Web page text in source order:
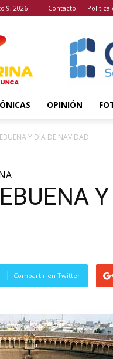
9, 2026 Contacto Política
OPINIÓN
Y DÍA DE NAVIDAD
Compartir en Twitter